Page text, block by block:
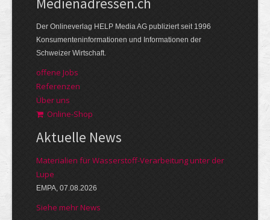
Medienadressen.ch
Der Onlineverlag HELP Media AG publiziert seit 1996
Konsumenteninformationen und Informationen der
Schweizer Wirtschaft.
offene Jobs
Referenzen
Über uns
Online-Shop
Aktuelle News
Materialien für Wasserstoff-Verarbeitung unter der
Lupe
EMPA, 07.08.2026
Siehe mehr News